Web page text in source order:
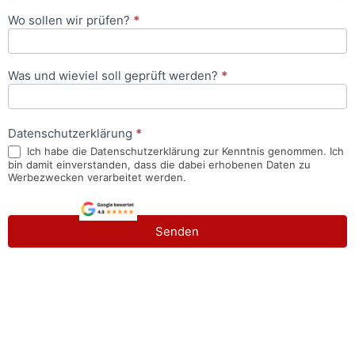
Wo sollen wir prüfen? *
Was und wieviel soll geprüft werden? *
Datenschutzerklärung *
Ich habe die Datenschutzerklärung zur Kenntnis genommen. Ich
bin damit einverstanden, dass die dabei erhobenen Daten zu
Werbezwecken verarbeitet werden.
Senden